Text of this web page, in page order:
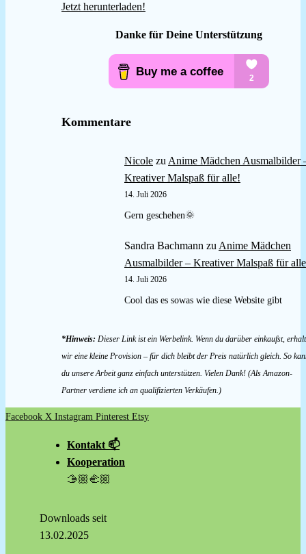
Jetzt herunterladen!
Danke für Deine Unterstützung
Kommentare
Nicole zu Anime Mädchen Ausmalbilder
Kreativer Malspaß für alle!
14. Juli 2026
Gern geschehen🌞
Sandra Bachmann zu Anime Mädchen
Ausmalbilder – Kreativer Malspaß für
14. Juli 2026
Cool das es sowas wie diese Website gibt
*Hinweis: Dieser Link ist ein Werbelink. Wenn du darüber einkaufst,
wir eine kleine Provision – für dich bleibt der Preis natürlich gleich. So
du unsere Arbeit ganz einfach unterstützen. Vielen Dank! (Als Amazon-
Partner verdiene ich an qualifizierten Verkäufen.)
Facebook X Instagram Pinterest Etsy
Kontakt 📫
Kooperation
🫱🏼‍🫲🏼
Downloads seit
13.02.2025